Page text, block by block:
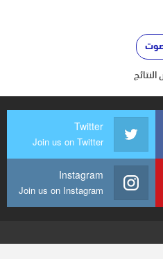
Twitter
Join us on Twitter
Instagram
Join us on Instagram